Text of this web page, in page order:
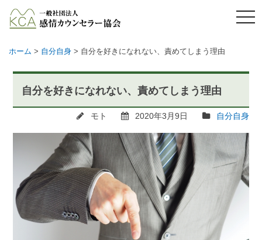
メ
ニ
ホーム > 自分自身 > 自分を好きになれない、責めてしまう理由
自分を好きになれない、責めてしまう理由
モト 2020年3月9日 自分自身